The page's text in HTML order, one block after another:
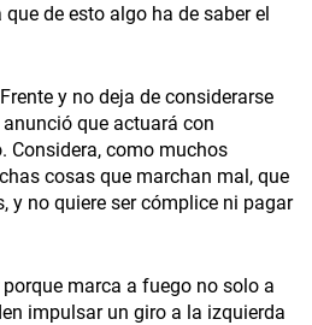
que de esto algo ha de saber el
y no deja de considerarse
que actuará con
Considera, como muchos
cosas que marchan mal, que
y no quiere ser cómplice ni pagar
marca a fuego no solo a
impulsar un giro a la izquierda